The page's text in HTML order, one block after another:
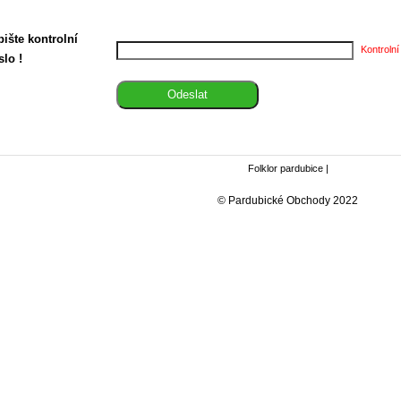
kontrolní
!
Folklor pardubice|
© Pardubické Obchody 2022